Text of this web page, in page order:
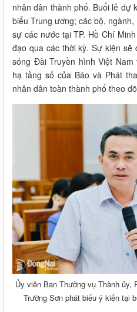
nhân dân thành phố. Buổi lễ dự
biểu Trung ương; các bộ,
sự các nước tại TP. Hồ Chí
đạo qua các thời kỳ. Sự kiện
sóng Đài Truyền hình Việt
hạ tầng số của Báo và Phát
nhân dân toàn thành phố theo
Ủy viên Ban Thường vụ Thành ủy,
Trường Sơn phát biểu ý kiến tại